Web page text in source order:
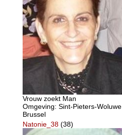
Vrouw zoekt Man
Omgeving: Sint-Pieters-Woluwe
Brussel
Natonie_38 (38)